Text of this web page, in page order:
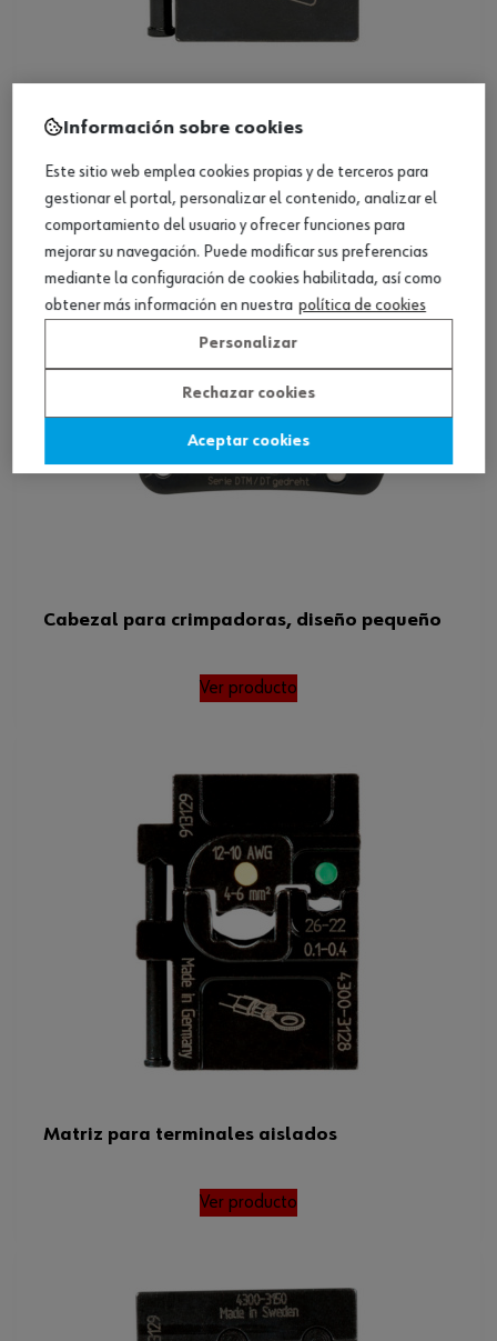
Ver producto
Cabezal para crimpadoras, diseño pequeño
Ver producto
Matriz para terminales aislados
Ver producto
Información sobre cookies
Este sitio web emplea cookies propias y de terceros para
gestionar el portal, personalizar el contenido, analizar el
comportamiento del usuario y ofrecer funciones para
mejorar su navegación. Puede modificar sus preferencias
mediante la configuración de cookies habilitada, así como
obtener más información en nuestra política de cookies
Personalizar
Rechazar cookies
Aceptar cookies